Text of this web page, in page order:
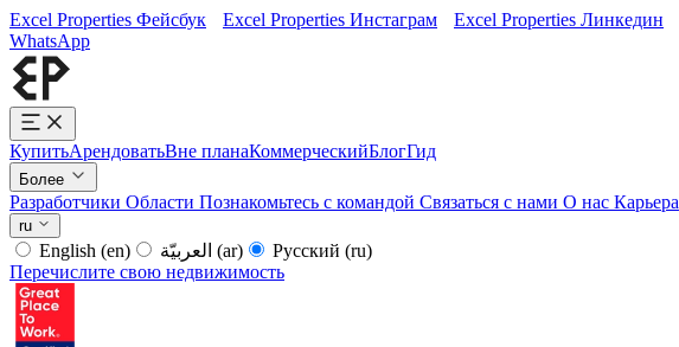
Excel Properties Фейсбук Excel Properties Инстаграм Excel Properties Линкедин
WhatsApp
КупитьАрендоватьВне планаКоммерческийБлогГид
Более
Разработчики Области Познакомьтесь с командой Связаться с нами О нас Карьера
ru
English (en) (ar) Русский (ru)
Перечислите свою недвижимость